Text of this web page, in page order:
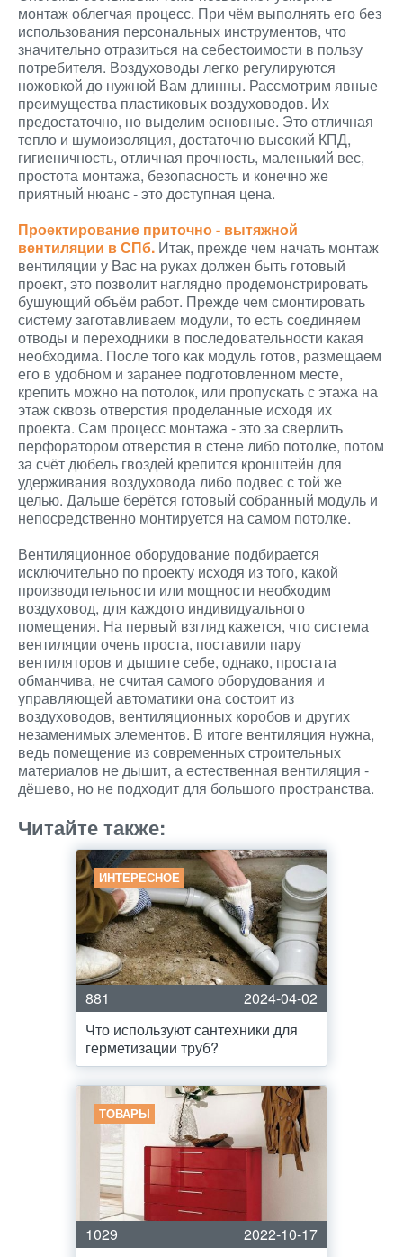
монтаж облегчая процесс. При чём выполнять его без
использования персональных инструментов, что
значительно отразиться на себестоимости в пользу
потребителя. Воздуховоды легко регулируются
ножовкой до нужной Вам длинны. Рассмотрим явные
преимущества пластиковых воздуховодов. Их
предостаточно, но выделим основные. Это отличная
тепло и шумоизоляция, достаточно высокий КПД,
гигиеничность, отличная прочность, маленький вес,
простота монтажа, безопасность и конечно же
приятный нюанс - это доступная цена.
Проектирование приточно - вытяжной
вентиляции в СПб. Итак, прежде чем начать монтаж
вентиляции у Вас на руках должен быть готовый
проект, это позволит наглядно продемонстрировать
бушующий объём работ. Прежде чем смонтировать
систему заготавливаем модули, то есть соединяем
отводы и переходники в последовательности какая
необходима. После того как модуль готов, размещаем
его в удобном и заранее подготовленном месте,
крепить можно на потолок, или пропускать с этажа на
этаж сквозь отверстия проделанные исходя их
проекта. Сам процесс монтажа - это за сверлить
перфоратором отверстия в стене либо потолке, потом
за счёт дюбель гвоздей крепится кронштейн для
удерживания воздуховода либо подвес с той же
целью. Дальше берётся готовый собранный модуль и
непосредственно монтируется на самом потолке.
Вентиляционное оборудование подбирается
исключительно по проекту исходя из того, какой
производительности или мощности необходим
воздуховод, для каждого индивидуального
помещения. На первый взгляд кажется, что система
вентиляции очень проста, поставили пару
вентиляторов и дышите себе, однако, простата
обманчива, не считая самого оборудования и
управляющей автоматики она состоит из
воздуховодов, вентиляционных коробов и других
незаменимых элементов. В итоге вентиляция нужна,
ведь помещение из современных строительных
материалов не дышит, а естественная вентиляция -
дёшево, но не подходит для большого пространства.
Читайте также:
ИНТЕРЕСНОЕ
881
2024-04-02
Что используют сантехники для
герметизации труб?
ТОВАРЫ
1029
2022-10-17